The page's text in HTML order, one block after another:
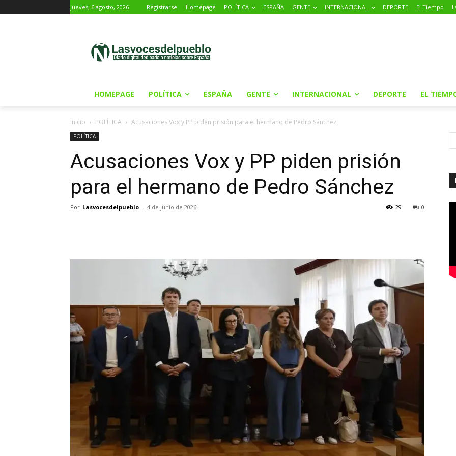
jueves, 6 agosto, 2026 Registrarse Homepage POLÍTICA ESPAÑA GENTE INTERNACIONAL DEPORTE El Tiempo
HOMEPAGE POLÍTICA ESPAÑA GENTE INTERNACIONAL DEPORTE EL
Inicio POLÍTICA Acusaciones Vox y PP piden prisión para el hermano de Pedro Sánchez
POLÍTICA
Acusaciones Vox y PP piden prisión
para el hermano de Pedro Sánchez
Por Lasvocesdelpueblo - 4 de junio de 2026 0
29